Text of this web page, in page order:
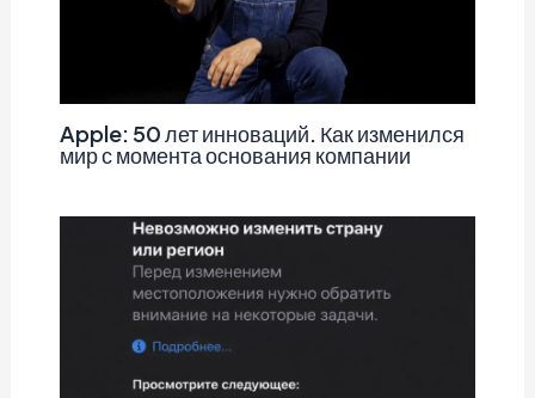
Apple: 50 лет инноваций. Как изменился
мир с момента основания компании